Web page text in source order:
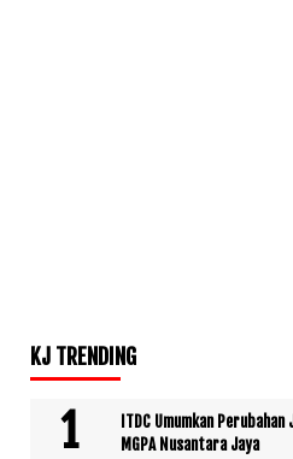
KJ TRENDING
ITDC Umumkan
MGPA Nusantara Jaya